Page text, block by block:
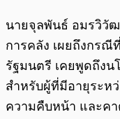
นายจุลพันธ์ อมรวิวั
การคลัง เผยถึงกร
รัฐมนตรี เคยพูดถึงน
สำหรับผู้ที่มีอายุระห
ความคืบหน้า และคา